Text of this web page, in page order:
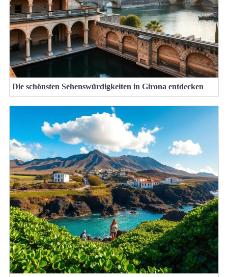
Die schönsten Sehenswürdigkeiten in Girona entdecken